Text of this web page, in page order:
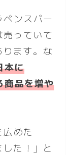
ンスバー
っていて
ます。な
本に
品を増や
めた
た！」と